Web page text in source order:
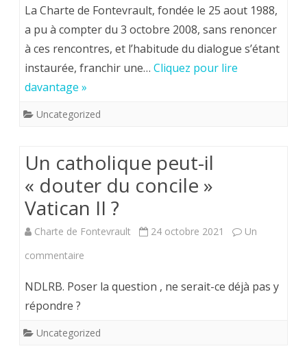
l’attente
d’événements
importants,
qu’ont
été
jusqu’à
les
de
La Charte de Fontevrault, fondée le 25 aout 1988,
a pu à compter du 3 octobre 2008, sans renoncer
à ces rencontres, et l’habitude du dialogue s’étant
instaurée, franchir une… Cliquez pour lire
davantage »
Uncategorized
Un catholique peut-il
« douter du concile »
Vatican II ?
Charte de Fontevrault 24 octobre 2021
Un
commentaire
peut-
NDLRB. Poser la question , ne serait-ce déjà pas y
répondre ?
Uncategorized